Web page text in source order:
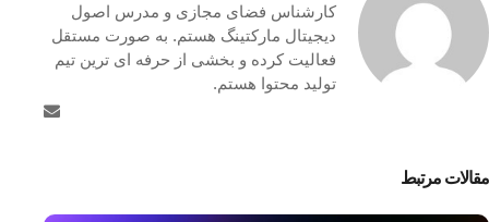
کارشناس فضای مجازی و مدرس اصول
دیجیتال مارکتینگ هستم. به صورت مستقل
فعالیت کرده و بخشی از حرفه ای ترین تیم
تولید محتوا هستم.
مقالات مرتبط